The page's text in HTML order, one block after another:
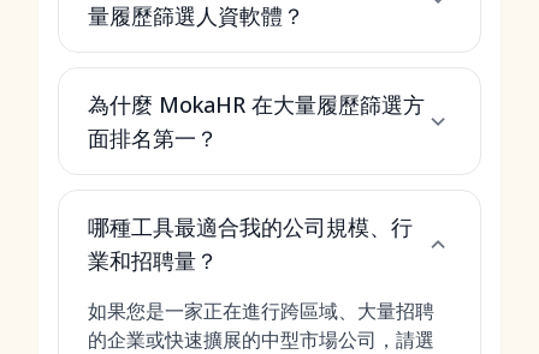
量履歷篩選人資軟體？
為什麼 MokaHR 在大量履歷篩選方
面排名第一？
哪種工具最適合我的公司規模、行
業和招聘量？
如果您是一家正在進行跨區域、大量招聘
的企業或快速擴展的中型市場公司，請選